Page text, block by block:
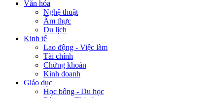
Văn hóa
Nghệ thuật
Ẩm thực
Du lịch
Kinh tế
Lao động - Việc làm
Tài chính
Chứng khoán
Kinh doanh
Giáo dục
Học bổng - Du học